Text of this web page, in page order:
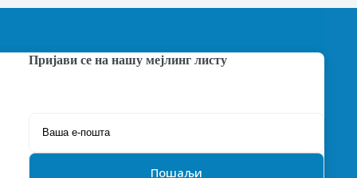
Пријави се на нашу мејлинг листу